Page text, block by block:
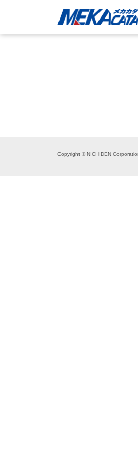
Copyright © NICHIDEN